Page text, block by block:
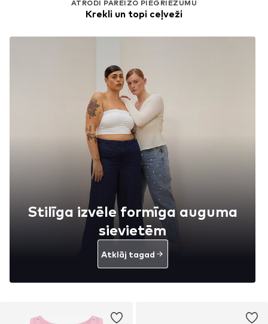
ATRODI PAREIZO PIEGRIEZUMU
Krekli un topi ceļveži
Stilīga izvēle formīga auguma
sievietēm
Atklāj tagad